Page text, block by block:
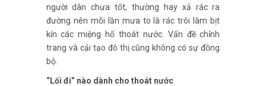
người dân chưa tốt, thường hay xả rác ra
đường nên mỗi lần mưa to là rác trôi làm bịt
kín các miệng hố thoát nước. Vấn đề chỉnh
trang và cải tạo đô thị cũng không có sự đồng
bộ.
“Lối đi” nào dành cho thoát nước